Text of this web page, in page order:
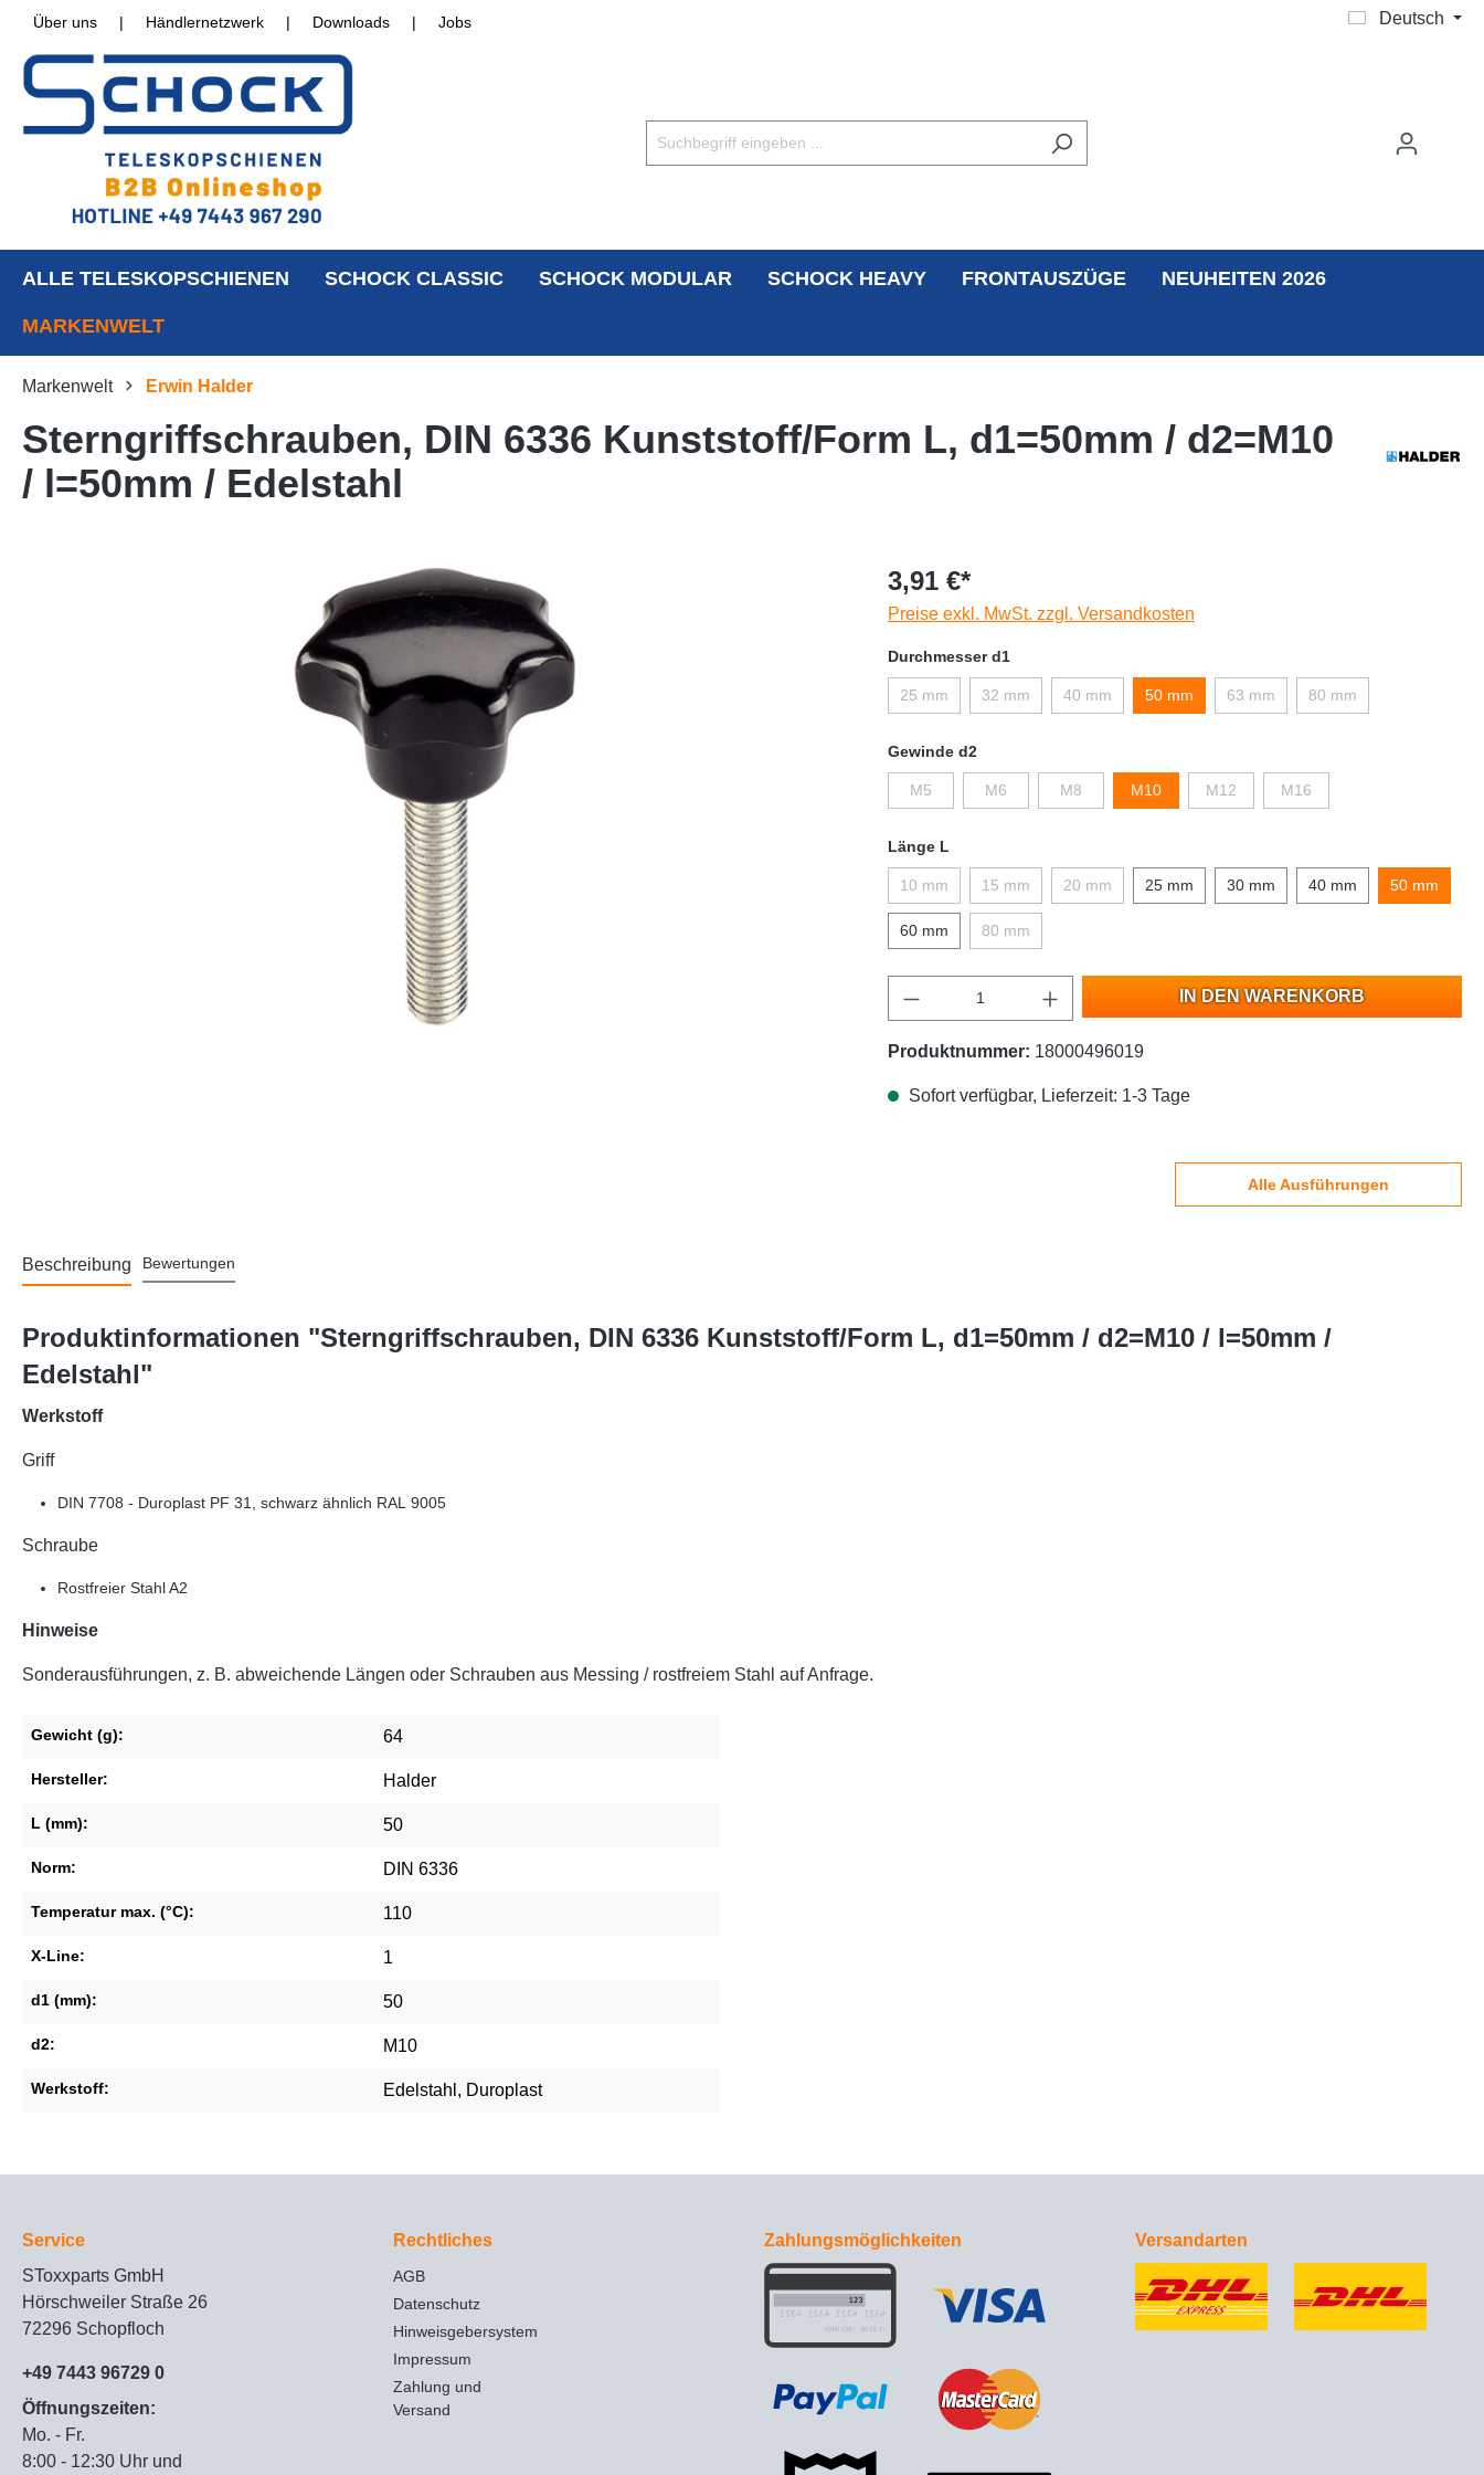
Über uns | Händlernetzwerk | Downloads | Jobs Deutsch
ALLE TELESKOPSCHIENEN SCHOCK CLASSIC SCHOCK MODULAR SCHOCK HEAVY FRONTAUSZÜGE NEUHEITEN 2026
MARKENWELT
Markenwelt Erwin Halder
Sterngriffschrauben, DIN 6336 Kunststoff/Form L, d1=50mm / d2=M10
/ l=50mm / Edelstahl
3,91 €*
Preise exkl. MwSt. zzgl. Versandkosten
Durchmesser d1
25 mm 32 mm 40 mm 50 mm 63 mm 80 mm
Gewinde d2
M5 M6 M8 M10 M12 M16
Länge L
10 mm 15 mm 20 mm 25 mm 30 mm 40 mm 50 mm
60 mm 80 mm
IN DEN WARENKORB
Produktnummer: 18000496019
Sofort verfügbar, Lieferzeit: 1-3 Tage
Alle Ausführungen
Beschreibung Bewertungen
Produktinformationen "Sterngriffschrauben, DIN 6336 Kunststoff/Form L, d1=50mm / d2=M10 / l=50mm /
Edelstahl"
Werkstoff
Griff
DIN 7708 - Duroplast PF 31, schwarz ähnlich RAL 9005
Schraube
Rostfreier Stahl A2
Hinweise
Sonderausführungen, z. B. abweichende Längen oder Schrauben aus Messing / rostfreiem Stahl auf Anfrage.
Gewicht (g): 64
Hersteller: Halder
L (mm): 50
Norm: DIN 6336
Temperatur max. (°C): 110
X-Line: 1
d1 (mm): 50
d2: M10
Werkstoff: Edelstahl , Duroplast
Service
SToxxparts GmbH
Hörschweiler Straße 26
72296 Schopfloch
+49 7443 96729 0
Öffnungszeiten:
Mo. - Fr.
8:00 - 12:30 Uhr und
Rechtliches
AGB
Datenschutz
Hinweisgebersystem
Impressum
Zahlung und
Versand
Zahlungsmöglichkeiten Versandarten